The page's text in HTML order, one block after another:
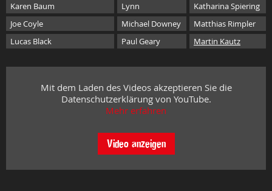
Karen Baum
Lynn
Katharina Spiering
Joe Coyle
Michael Downey
Matthias Rimpler
Lucas Black
Paul Geary Martin Kautz
Mit dem Laden des Videos akzeptieren Sie die
Datenschutzerklärung von YouTube.
Mehr erfahren
Video anzeigen